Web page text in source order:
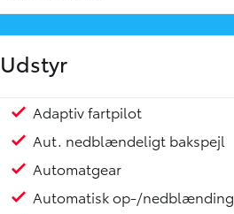
Udstyr
Adaptiv fartpilot
Aut. nedblændeligt bakspejl
Automatgear
Automatisk op-/nedblænding
Anhængertræk aftageligt
Mørktonede ruder bag
Tonede ruder
Højdejusterbart førersæde
Justerbart rat
Kopholder
ABS
ESP